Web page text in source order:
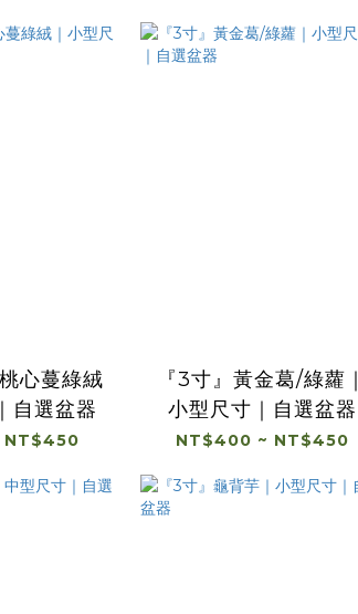
心蔓綠絨
自選盆器
『3寸』黃金葛/綠蘿｜
小型尺寸｜自選盆器
NT$400 ~ NT$450